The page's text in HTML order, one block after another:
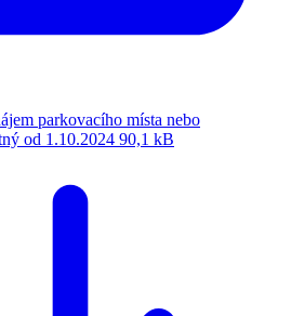
parkovacího místa nebo
od 1.10.2024 90,1 kB